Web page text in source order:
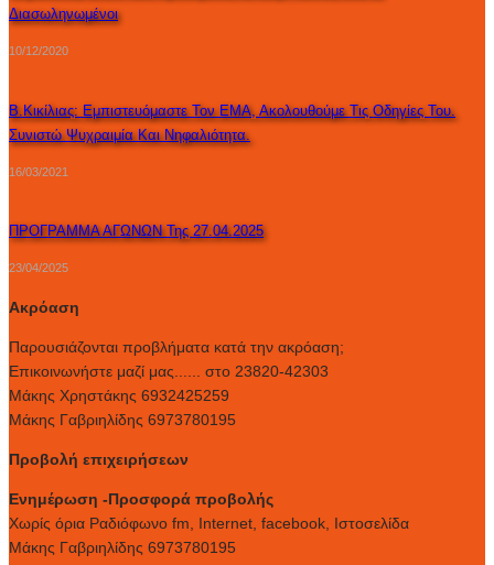
Διασωληνωμένοι
10/12/2020
Β.Κικίλιας: Εμπιστευόμαστε Τον ΕΜΑ, Ακολουθούμε Τις Οδηγίες Του.
Συνιστώ Ψυχραιμία Και Νηφαλιότητα.
16/03/2021
ΠΡΟΓΡΑΜΜΑ ΑΓΩΝΩΝ Της 27.04.2025
23/04/2025
Ακρόαση
Παρουσιάζονται προβλήματα κατά την ακρόαση;
Επικοινωνήστε μαζί μας...... στο 23820-42303
Μάκης Χρηστάκης 6932425259
Μάκης Γαβριηλίδης 6973780195
Προβολή επιχειρήσεων
Ενημέρωση -Προσφορά προβολής
Xωρίς όρια Ραδιόφωνο fm, Internet, facebook, Ιστοσελίδα
Μάκης Γαβριηλίδης 6973780195